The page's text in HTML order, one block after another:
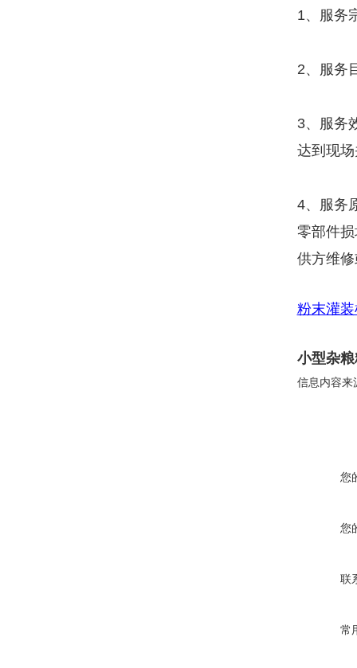
1、服务
2、服务
3、服务
达到现
4、服务
零部件
供方维
粉末灌
小型杂
信息内容来
您
您
联
常